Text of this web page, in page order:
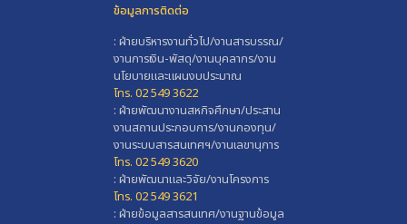
ข้อมูลการติดต่อ
: ฝ่ายบริหารงานทั่วไป/งานสารบรรณ/
งานการเงิน-พัสดุ/งานบุคลากร/งาน
นโยบายและแผนงบประมาณ
โทร. 02 549 3622
: ฝ่ายพัฒนางานสหกิจศึกษา/ประสาน
งานสถานประกอบการ/งานกองทุน/
งานระบบสารสนเทศฯ/งานเลขานุการ
โทร. 02 549 3620
: ฝ่ายพัฒนาและวิจัย/งานโครงการ
โทร. 02 549 3621
: ฝ่ายข้อมูลสารสนเทศ/งานฐานข้อมูล